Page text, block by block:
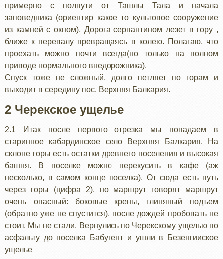
примерно с полпути от Ташлы Тала и начала
заповедника (ориентир какое то культовое сооружение
из камней с окном). Дорога серпантином лезет в гору ,
ближе к перевалу превращаясь в колею. Полагаю, что
проехать можно почти всегда(но только на полном
приводе нормального внедорожника).
Спуск тоже не сложный, долго петляет по горам и
выходит в середину пос. Верхняя Балкария.
2 Черекское ущелье
2.1 Итак после первого отрезка мы попадаем в
старинное кабардинское село Верхняя Балкария. На
склоне горы есть остатки древнего поселения и высокая
башня. В поселке можно перекусить в кафе (аж
несколько, в самом конце поселка). От сюда есть путь
через горы (цифра 2), но маршрут говорят маршрут
очень опасный: боковые крены, глиняный подъем
(обратно уже не спустится), после дождей пробовать не
стоит. Мы не стали. Вернулись по Черекскому ущелью по
асфальту до поселка Бабугент и ушли в Безенгииское
ущелье